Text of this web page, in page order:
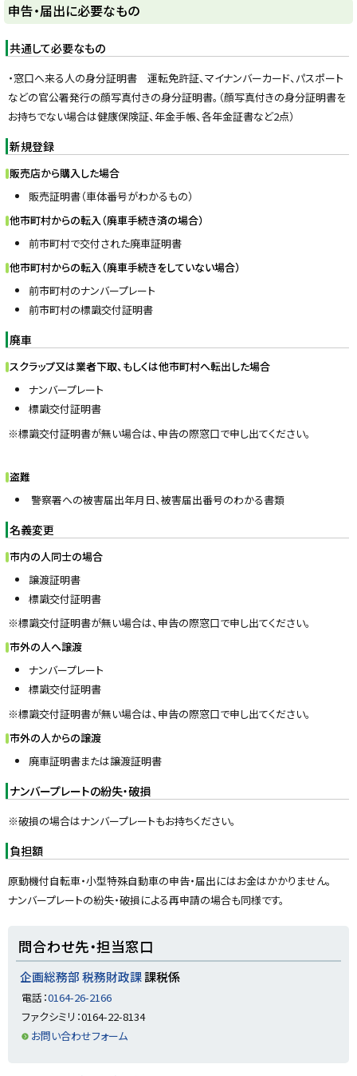
ト
ッ
プ
戻
る
申告・届出に必要なもの
共通して必要なもの
・窓口へ来る人の身分証明書 運転免許証、マイナンバーカード、パスポート
などの官公署発行の顔写真付きの身分証明書。（顔写真付きの身分証明書を
お持ちでない場合は健康保険証、年金手帳、各年金証書など2点）
新規登録
販売店から購入した場合
販売証明書（車体番号がわかるもの）
他市町村からの転入（廃車手続き済の場合）
前市町村で交付された廃車証明書
他市町村からの転入（廃車手続きをしていない場合）
前市町村のナンバープレート
前市町村の標識交付証明書
廃車
スクラップ又は業者下取、もしくは他市町村へ転出した場合
ナンバープレート
標識交付証明書
※標識交付証明書が無い場合は、申告の際窓口で申し出てください。
盗難
警察署への被害届出年月日、被害届出番号のわかる書類
名義変更
市内の人同士の場合
譲渡証明書
標識交付証明書
※標識交付証明書が無い場合は、申告の際窓口で申し出てください。
市外の人へ譲渡
ナンバープレート
標識交付証明書
※標識交付証明書が無い場合は、申告の際窓口で申し出てください。
市外の人からの譲渡
廃車証明書または譲渡証明書
ナンバープレートの紛失・破損
※破損の場合はナンバープレートもお持ちください。
負担額
原動機付自転車・小型特殊自動車の申告・届出にはお金はかかりません。
ナンバープレートの紛失・破損による再申請の場合も同様です。
問合わせ先・担当窓口
企画総務部 税務財政課課税係
電話：0164-26-2166
ファクシミリ：0164-22-8134
お問い合わせフォーム